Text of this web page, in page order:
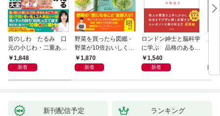
首のしわ たるみ 口
元の小じわ・二重あ
ご 何歳からでもここ
まで若くなる！ 名医
大全
1,848
新着
野菜を買ったら図鑑 -
野菜が10倍おいしくな
る保存法と64のレシピ
-
1,870
新着
ロンドン紳士と脳科学
に学ぶ 品格のあるマ
ウントのとり方
1,540
新着
新
新刊配信予定 ランキング